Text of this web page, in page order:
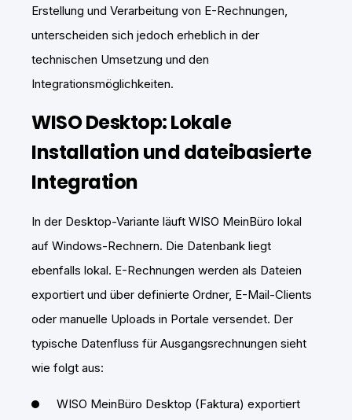
Erstellung und Verarbeitung von E-Rechnungen,
unterscheiden sich jedoch erheblich in der
technischen Umsetzung und den
Integrationsmöglichkeiten.
WISO Desktop: Lokale
Installation und dateibasierte
Integration
In der Desktop-Variante läuft WISO MeinBüro lokal
auf Windows-Rechnern. Die Datenbank liegt
ebenfalls lokal. E-Rechnungen werden als Dateien
exportiert und über definierte Ordner, E-Mail-Clients
oder manuelle Uploads in Portale versendet. Der
typische Datenfluss für Ausgangsrechnungen sieht
wie folgt aus:
WISO MeinBüro Desktop (Faktura) exportiert